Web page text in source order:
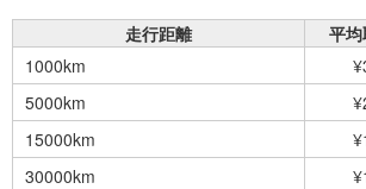
走行距離 平
1000km
5000km
15000km
30000km